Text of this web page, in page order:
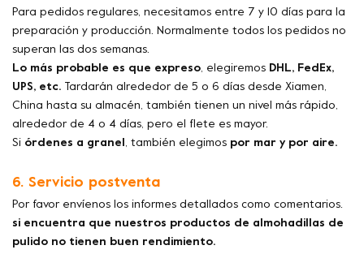
Para pedidos regulares, necesitamos entre 7 y 10 días para la
preparación y producción. Normalmente todos los pedidos no
superan las dos semanas.
Lo más probable es que expreso, elegiremos DHL, FedEx,
UPS, etc. Tardarán alrededor de 5 o 6 días desde Xiamen,
China hasta su almacén, también tienen un nivel más rápido,
alrededor de 4 o 4 días, pero el flete es mayor.
Si órdenes a granel , también elegimos por mar y por aire.
6. Servicio postventa
Por favor envíenos los informes detallados como comentarios.
si encuentra que nuestros productos de almohadillas de
pulido no tienen buen rendimiento.